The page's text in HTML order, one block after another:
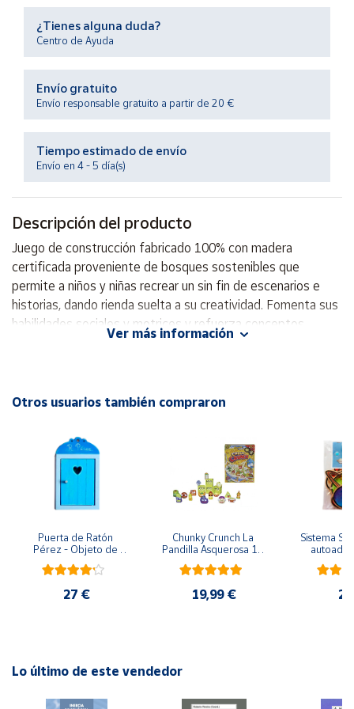
Productos
Solidarios
Ayuda
Contacto
Mapa de
vendedores
Hazte
vendedor
Ubicación
Península
Baleares
¿Tienes alguna duda?
Centro de Ayuda
Envío gratuito
Envío responsable gratuito a partir de 20 €
Tiempo estimado de envío
Envío en 4 - 5 día(s)
Descripción del producto
Juego de construcción fabricado 100% con madera
certificada proveniente de bosques sostenibles que
permite a niños y niñas recrear un sin fin de escenarios e
historias, dando rienda suelta a su creatividad. Fomenta sus
habilidades sociales y motrices y refuerza conceptos
básicos como forma, volumen o tamaño y otros más
Advertencias:
No recomendable para niños menores de 3 años. Contiene
piezas pequeñas. Peligro de asfixia
Ver más información
Otros usuarios también compraron
Puerta de Ratón
Pérez - Objeto de
madera
27 €
Chunky Crunch La
Pandilla Asquerosa 16
piezas
19,99 €
Sistema
Lo último de este vendedor